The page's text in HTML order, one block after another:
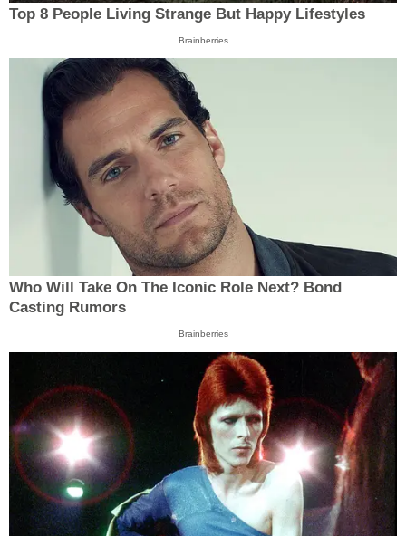
Top 8 People Living Strange But Happy Lifestyles
Brainberries
Who Will Take On The Iconic Role Next? Bond
Casting Rumors
Brainberries